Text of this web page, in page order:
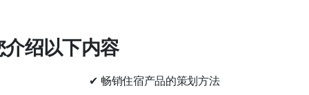
绍以下内容
✔ 畅销住宿产品的策划方法